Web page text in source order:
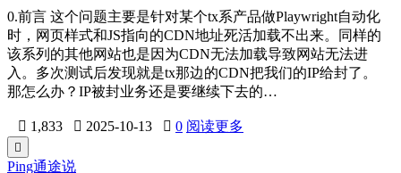
0.前言 这个问题主要是针对某个tx系产品做Playwright自动化
时，网页样式和JS指向的CDN地址死活加载不出来。同样的
该系列的其他网站也是因为CDN无法加载导致网站无法进
入。多次测试后发现就是tx那边的CDN把我们的IP给封了。
那怎么办？IP被封业务还是要继续下去的…
 1,833  2025-10-13  0 阅读更多

Ping通途说